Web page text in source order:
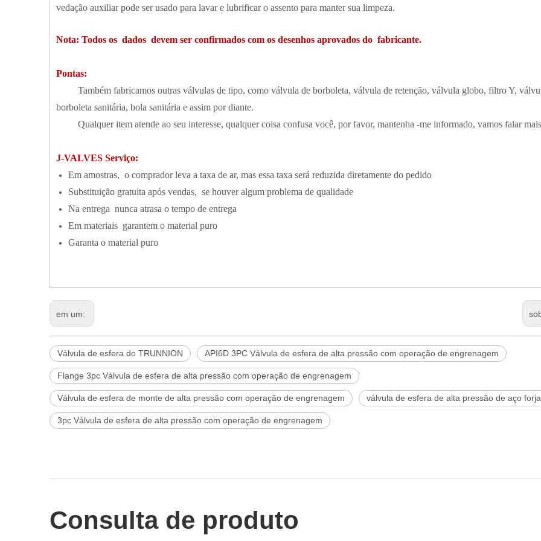
vedação auxiliar pode ser usado para lavar e lubrificar o assento para manter sua limpeza.
Nota: Todos os dados devem ser confirmados com os desenhos aprovados do fabricante.
Pontas:
Também fabricamos outras válvulas de tipo, como válvula de borboleta, válvula de retenção, válvula globo, filtro Y,
borboleta sanitária, bola sanitária e assim por diante.
Qualquer item atende ao seu interesse, qualquer coisa confusa você, por favor, mantenha -me informado, vamos falar
J-VALVES Serviço:
Em amostras, o comprador leva a taxa de ar, mas essa taxa será reduzida diretamente do pedido
Substituição gratuita após vendas, se houver algum problema de qualidade
Na entrega nunca atrasa o tempo de entrega
Em materiais garantem o material puro
Garanta o material puro
em um:
Válvula de esfera do TRUNNION API6D 3PC Válvula de esfera de alta pressão com operação de engrenagem
Flange 3pc Válvula de esfera de alta pressão com operação de engrenagem
Válvula de esfera de monte de alta pressão com operação de engrenagem válvula de esfera de alta pressão de aço
3pc Válvula de esfera de alta pressão com operação de engrenagem
Consulta de produto